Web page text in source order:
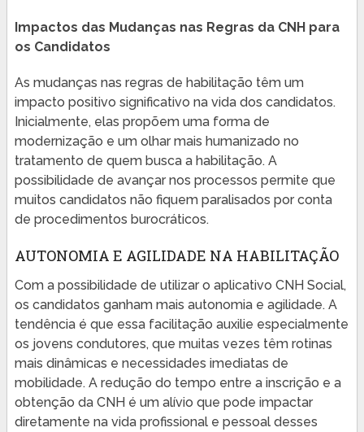
Impactos das Mudanças nas Regras da CNH para
os Candidatos
As mudanças nas regras de habilitação têm um
impacto positivo significativo na vida dos candidatos.
Inicialmente, elas propõem uma forma de
modernização e um olhar mais humanizado no
tratamento de quem busca a habilitação. A
possibilidade de avançar nos processos permite que
muitos candidatos não fiquem paralisados por conta
de procedimentos burocráticos.
AUTONOMIA E AGILIDADE NA HABILITAÇÃO
Com a possibilidade de utilizar o aplicativo CNH Social,
os candidatos ganham mais autonomia e agilidade. A
tendência é que essa facilitação auxilie especialmente
os jovens condutores, que muitas vezes têm rotinas
mais dinâmicas e necessidades imediatas de
mobilidade. A redução do tempo entre a inscrição e a
obtenção da CNH é um alívio que pode impactar
diretamente na vida profissional e pessoal desses